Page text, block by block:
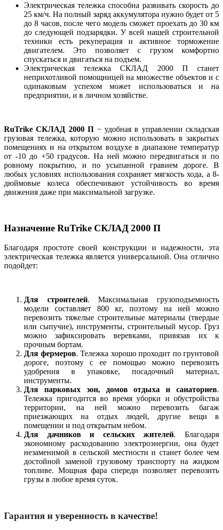
Электрическая тележка способна развивать скорость до
25 км/ч. На полный заряд аккумулятора нужно будет от 5
до 8 часов, после чего модель сможет проехать до 30 км
до следующей подзарядки. У всей нашей строительной
техники есть рекуперация и активное торможение
двигателем. Это позволяет с грузом комфортно
спускаться и двигаться на подъем.
Электрическая тележка СКЛАД 2000 П станет
неприхотливой помощницей на множестве объектов и с
одинаковым успехом может использоваться и на
предприятии, и в личном хозяйстве.
RuTrike СКЛАД 2000 П − удобная в управлении складская
грузовая тележка, которую можно использовать в закрытых
помещениях и на открытом воздухе в диапазоне температур
от -10 до +50 градусов. На ней можно передвигаться и по
ровному покрытию, и по усыпанной гравием дороге. В
любых условиях использования сохраняет мягкость хода, а 8-
дюймовые колеса обеспечивают устойчивость во время
движения даже при максимальной загрузке.
Назначение RuTrike СКЛАД 2000 П
Благодаря простоте своей конструкции и надежности, эта
электрическая тележка является универсальной. Она отлично
подойдет:
Для строителей. Максимальная грузоподъемность
модели составляет 800 кг, поэтому на ней можно
перевозить тяжелые строительные материалы (твердые
или сыпучие), инструменты, строительный мусор. Груз
можно зафиксировать веревками, привязав их к
прочным бортам.
Для фермеров. Тележка хорошо проходит по грунтовой
дороге, поэтому с ее помощью можно перевозить
удобрения в упаковке, посадочный материал,
инструменты.
Для парковых зон, домов отдыха и санаториев.
Тележка пригодится во время уборки и обустройства
территории, на ней можно перевозить багаж
приезжающих на отдых людей, другие вещи в
помещении и под открытым небом.
Для дачников и сельских жителей. Благодаря
экономному расходованию электроэнергии, она будет
незаменимой в сельской местности и станет более чем
достойной заменой грузовому транспорту на жидком
топливе. Мощная фара спереди позволяет перевозить
грузы в любое время суток.
Гарантия и уверенность в качестве!